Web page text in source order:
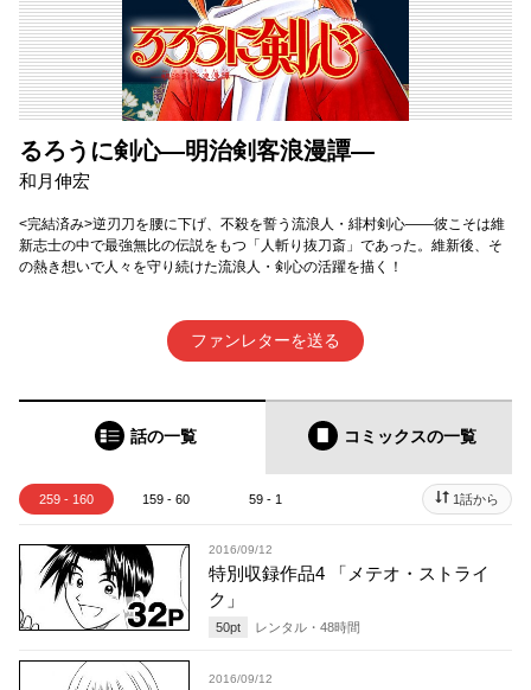
るろうに剣心―明治剣客浪漫譚―
和月伸宏
<完結済み>逆刃刀を腰に下げ、不殺を誓う流浪人・緋村剣心——彼こそは維
新志士の中で最強無比の伝説をもつ「人斬り抜刀斎」であった。維新後、そ
の熱き想いで人々を守り続けた流浪人・剣心の活躍を描く！
ファンレターを送る
話の一覧 コミックスの一覧
259 - 160 159 - 60 59 - 1 1話から
2016/09/12
特別収録作品4 「メテオ・ストライ
ク」
50pt レンタル・ 48時間
2016/09/12